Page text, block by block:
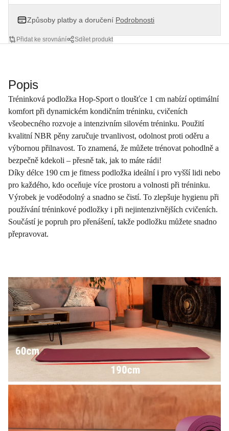
Způsoby platby a doručení Podrobnosti
Přidat ke srovnání Sdílet produkt
Popis
Tréninková podložka Hop-Sport o tloušťce 1 cm nabízí optimální
komfort při dynamickém kondičním tréninku, cvičeních
všeobecného rozvoje a intenzivním silovém tréninku. Použití
kvalitní NBR pěny zaručuje trvanlivost, odolnost proti oděru a
výbornou přilnavost. To znamená, že můžete trénovat pohodlně a
bezpečně kdekoli – přesně tak, jak to máte rádi!
Díky délce 190 cm je fitness podložka ideální i pro vyšší lidi nebo
pro každého, kdo oceňuje více prostoru a volnosti při tréninku.
Výrobek je voděodolný a snadno se čistí. To zlepšuje hygienu při
používání tréninkové podložky i při nejintenzivnějších cvičeních.
Součástí je popruh pro přenášení, takže podložku můžete snadno
přepravovat.